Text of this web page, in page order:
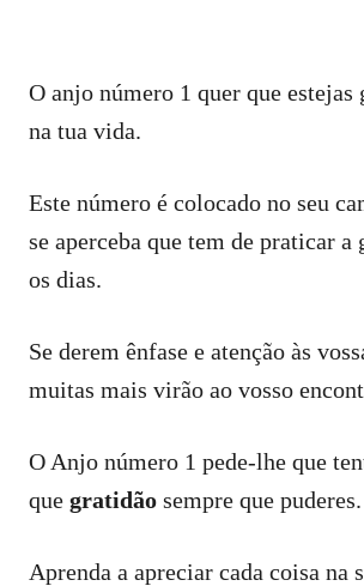
O anjo número 1 quer que estejas
na tua vida.
Este número é colocado no seu
se aperceba que tem de praticar a
os dias.
Se derem ênfase e atenção às
muitas mais virão ao vosso
O Anjo número 1 pede-lhe que
que gratidão sempre que puderes.
Aprenda a apreciar cada coisa na